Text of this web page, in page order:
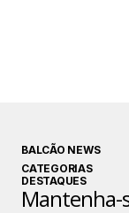
BALCÃO NEWS
CATEGORIAS
DESTAQUES
Mantenha-